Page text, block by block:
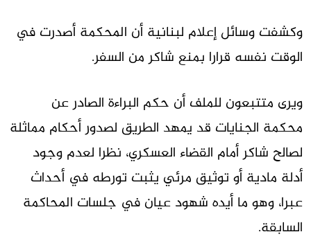
وكشفت وسائل إعلام لبنانية أن المحكمة أصدرت في
الوقت نفسه قرارا بمنع شاكر من السفر.
ويرى متتبعون للملف أن حكم البراءة الصادر عن
محكمة الجنايات قد يمهد الطريق لصدور أحكام مماثلة
لصالح شاكر أمام القضاء العسكري، نظرا لعدم وجود
أدلة مادية أو توثيق مرئي يثبت تورطه في أحداث
عبرا، وهو ما أيده شهود عيان في جلسات المحاكمة
السابقة.